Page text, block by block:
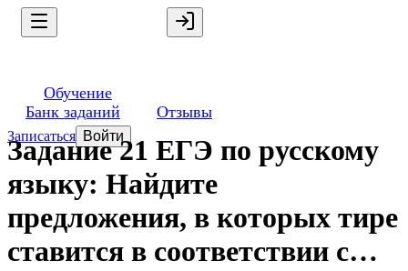
Обучение
Банк заданий
Отзывы
Записаться Войти
Задание 21 ЕГЭ по русскому
языку: Найдите
предложения, в которых тире
ставится в соответствии с…